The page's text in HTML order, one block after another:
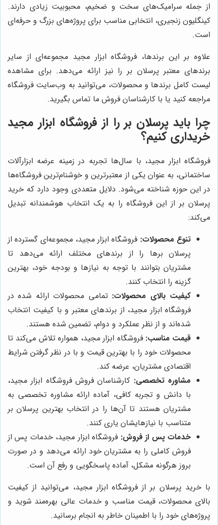
از جمله سرامیک‌های سخت و ضخیم، محبوبیت زیادی دارند.
کینگلیون زنجیری، انتخابی مناسب برای پروژه‌های بزرگ و حرفه‌ای
است.
علاوه بر این برندها، فروشگاه ابزار مجید مجموعه‌ای از سایر
برندهای معتبر پرسلان بر را نیز ارائه می‌دهد. برای مشاهده
لیست کامل برندها و محصولات، می‌توانید به وب‌سایت فروشگاه
مراجعه کنید یا با کارشناسان فروش ما تماس بگیرید.
چرا باید پرسلان بر را از فروشگاه ابزار مجید
خریداری کنیم؟
فروشگاه ابزار مجید، با سال‌ها تجربه در زمینه عرضه ابزارآلات
ساختمانی، به عنوان یکی از معتبرترین و خوشنام‌ترین فروشگاه‌ها
در این حوزه شناخته می‌شود. دلایل متعددی وجود دارد که خرید
پرسلان بر از این فروشگاه را به یک انتخاب هوشمندانه تبدیل
می‌کند:
تنوع محصولات: فروشگاه ابزار مجید، مجموعه‌ای گسترده از
پرسلان برها را از برندهای مختلف ارائه می‌دهد تا
مشتریان بتوانند با توجه به نیازها و بودجه خود، بهترین
گزینه را انتخاب کنند.
کیفیت بالای محصولات: تمامی محصولات ارائه شده در
فروشگاه ابزار مجید، از برندهای معتبر و با کیفیت انتخاب
شده‌اند و از نظر عملکرد و دوام، تضمین شده هستند.
قیمت مناسب: فروشگاه ابزار مجید، همواره تلاش می‌کند تا
محصولات خود را با بهترین قیمت و با در نظر گرفتن شرایط
اقتصادی مشتریان، عرضه کند.
مشاوره تخصصی: کارشناسان فروش فروشگاه ابزار مجید،
با دانش و تجربه کافی، آماده ارائه مشاوره تخصصی به
مشتریان هستند تا آن‌ها را در انتخاب بهترین پرسلان بر
متناسب با نیازهایشان یاری کنند.
خدمات پس از فروش: فروشگاه ابزار مجید، خدمات پس از
فروش کاملی را به مشتریان خود ارائه می‌دهد و در صورت
بروز هرگونه مشکل، آماده پاسخگویی و رفع آن است.
با خرید پرسلان بر از فروشگاه ابزار مجید، می‌توانید از کیفیت
بالای محصولات، قیمت مناسب و خدمات عالی بهره‌مند شوید و
پروژه‌های خود را با اطمینان خاطر به انجام برسانید.